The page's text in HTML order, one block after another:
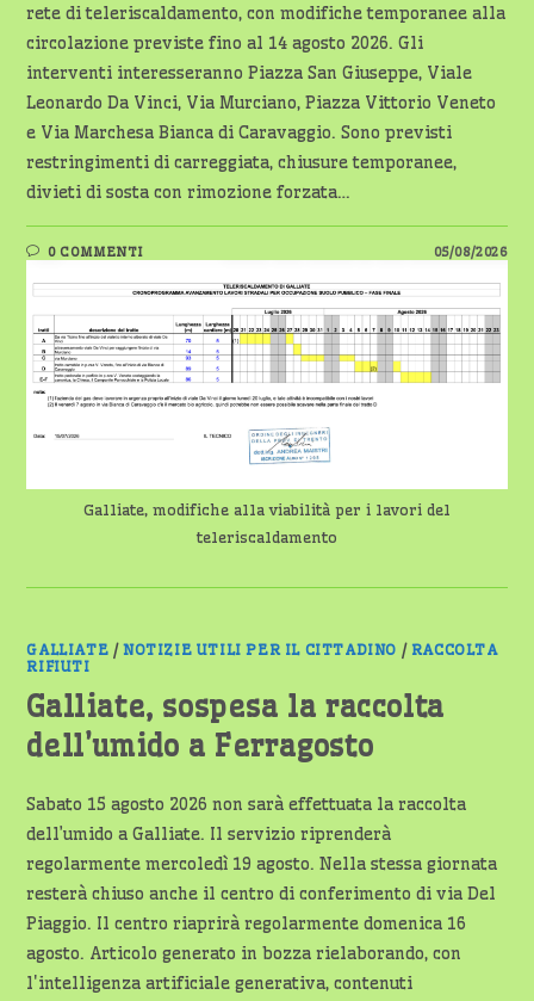
rete di teleriscaldamento, con modifiche temporanee alla
circolazione previste fino al 14 agosto 2026. Gli
interventi interesseranno Piazza San Giuseppe, Viale
Leonardo Da Vinci, Via Murciano, Piazza Vittorio Veneto
e Via Marchesa Bianca di Caravaggio. Sono previsti
restringimenti di carreggiata, chiusure temporanee,
divieti di sosta con rimozione forzata…
0 COMMENTI 05/08/2026
Galliate, modifiche alla viabilità per i lavori del
teleriscaldamento
GALLIATE /NOTIZIE UTILI PER IL CITTADINO / RACCOLTA
RIFIUTI
Galliate, sospesa la raccolta
dell’umido a Ferragosto
Sabato 15 agosto 2026 non sarà effettuata la raccolta
dell’umido a Galliate. Il servizio riprenderà
regolarmente mercoledì 19 agosto. Nella stessa giornata
resterà chiuso anche il centro di conferimento di via Del
Piaggio. Il centro riaprirà regolarmente domenica 16
agosto. Articolo generato in bozza rielaborando, con
l'intelligenza artificiale generativa, contenuti